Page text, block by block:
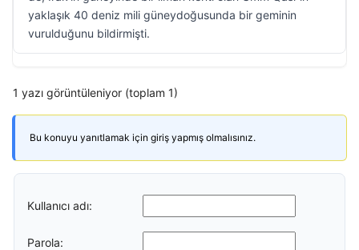
yaklaşık 40 deniz mili güneydoğusunda bir geminin
vurulduğunu bildirmişti.
1 yazı görüntüleniyor (toplam 1)
Bu konuyu yanıtlamak için giriş yapmış olmalısınız.
Kullanıcı adı:
Parola: